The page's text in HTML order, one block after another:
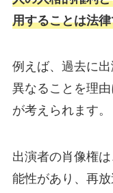
用することは法
例えば、過去に
異なることを理
が考えられます。
出演者の肖像権
能性があり、再